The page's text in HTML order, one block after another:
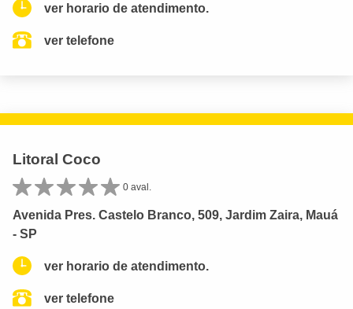
ver horario de atendimento.
ver telefone
Litoral Coco
0 aval.
Avenida Pres. Castelo Branco, 509, Jardim Zaira, Mauá
- SP
ver horario de atendimento.
ver telefone